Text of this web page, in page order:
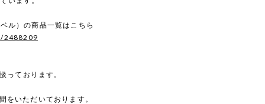
ル）の商品一覧はこちら
2488209
ております。
をいただいております。